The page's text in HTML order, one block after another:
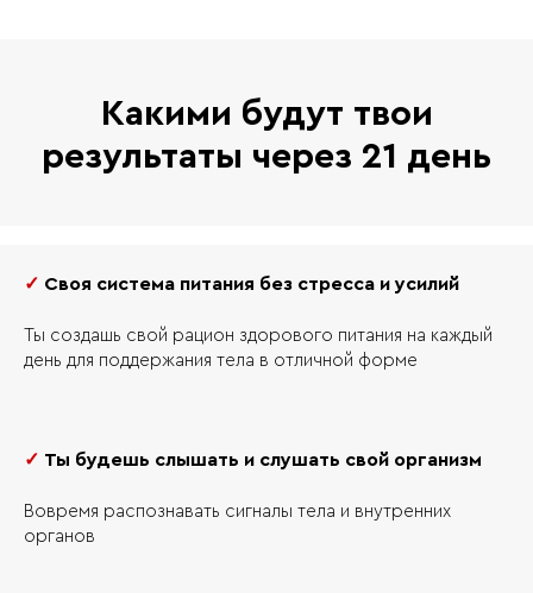
Какими будут твои
результаты через 21 день
✓ Своя система питания без стресса и усилий
Ты создашь свой рацион здорового питания на каждый
день для поддержания тела в отличной форме
✓ Ты будешь слышать и слушать свой организм
Вовремя распознавать сигналы тела и внутренних
органов